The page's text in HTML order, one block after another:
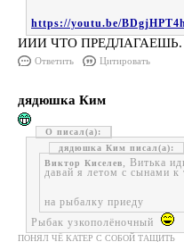
https://youtu.be/
ИИИ ЧТО ПРЕДЛАГАЕШЬ.
Ответить Цитировать
дядюшка Ким
О
дядюшка Ким
Виктор Киселев, Витька
давай я летом с сынами к
на рыбалку приеду
Рыбак узкополёночный
ПОНЯЛ ЧЁ КАТЕР С СОБОЙ ТАЩИТЬ